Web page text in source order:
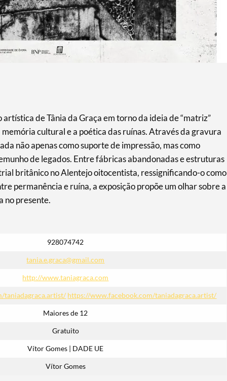
de Tânia da Graça em torno da ideia de “matriz”
cultural e a poética das ruínas. Através da gravura
não apenas como suporte de impressão, mas como
de legados. Entre fábricas abandonadas e estruturas
britânico no Alentejo oitocentista, ressignificando-o como
permanência e ruína, a exposição propõe um olhar sobre a
no presente.
928074742
tania.e.graca@gmail.com
http://www.taniagraca.com
taniadagraca.artist/ https://www.facebook.com/taniadagraca.artist/
Maiores de 12
Gratuito
Vítor Gomes | DADE UE
Vítor Gomes